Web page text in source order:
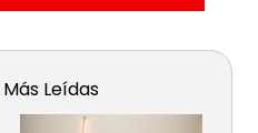
Más Leídas